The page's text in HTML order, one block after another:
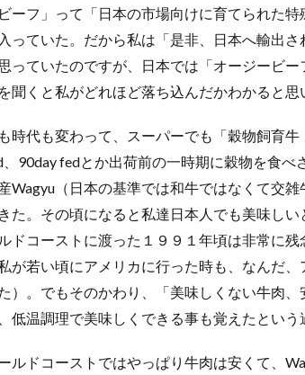
ーフ」って「日本の市場向けに育てられた
っていた。だから私は「是非、日本へ輸出
っていたのですが、日本では「オージービ
聞くと私がどれほど落ち込んだかわかると思
時代も変わって、スーパーでも「穀物飼育
90day fedとか出荷前の一時期に穀物を食べ
Wagyu（日本の基準では和牛ではなくて交
た。その頃になると私達日本人でも美味し
ドコーストに渡った１９９１年頃は非常に
私が若い頃にアメリカに行った時も、なんだ
）。でもそのかわり、「美味しくない牛肉
低温調理で美味しくできる事も覚えたという
ルドコーストではやっぱり牛肉は安くて、